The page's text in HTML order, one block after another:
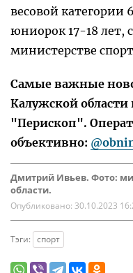
весовой категории
юниорок 17-18 лет,
министерстве
Самые важные
Калужской области
"Перископ".
объективно:
Дмитрий Ивьев. Фото:
области.
Опубликовано: 30.10.2023
Тэги: спорт